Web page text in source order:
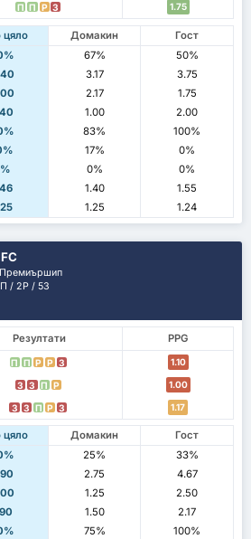
П П P З 1.75
цяло Домакин
Гост
67%
50%
3.17
3.75
2.17
1.75
1.00
2.00
83%
100%
17%
0%
0%
0%
1.40
1.55
1.25 1.24
/ 2P / 5З
Резултати
PPG
П П P P З 1.10
З З П P 1.00
З З П P З 1.17
цяло Домакин
Гост
25%
33%
2.75
4.67
1.25
2.50
1.50
2.17
75%
100%